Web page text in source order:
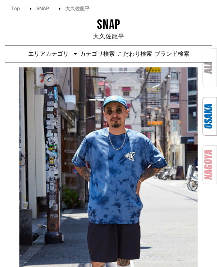
Top SNAP 大久佐龍平
SNAP
大久佐龍平
エリアカテゴリ カテゴリ検索 こだわり検索 ブランド検索